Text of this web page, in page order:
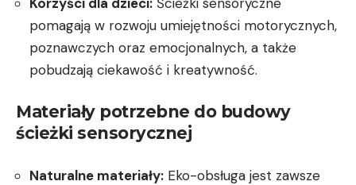
pomagają w rozwoju umiejętności motorycznych,
poznawczych oraz emocjonalnych, a także
pobudzają ciekawość i kreatywność.
Materiały potrzebne do budowy
ścieżki sensorycznej
Naturalne materiały: Eko-obsługa jest zawsze